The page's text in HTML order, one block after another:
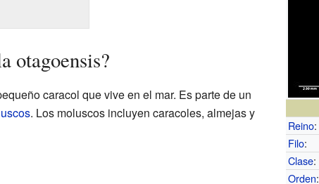
Reino:
Filo:
Clase:
Orden:
otagoensis?
caracol que vive en el mar. Es parte de un
. Los moluscos incluyen caracoles, almejas y